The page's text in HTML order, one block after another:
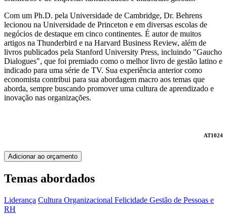
Com um Ph.D. pela Universidade de Cambridge, Dr. Behrens
lecionou na Universidade de Princeton e em diversas escolas de
negócios de destaque em cinco continentes. É autor de muitos
artigos na Thunderbird e na Harvard Business Review, além de
livros publicados pela Stanford University Press, incluindo "Gaucho
Dialogues", que foi premiado como o melhor livro de gestão latino e
indicado para uma série de TV. Sua experiência anterior como
economista contribui para sua abordagem macro aos temas que
aborda, sempre buscando promover uma cultura de aprendizado e
inovação nas organizações.
AT1024
Adicionar ao orçamento
Temas abordados
Liderança Cultura Organizacional Felicidade Gestão de Pessoas e
RH